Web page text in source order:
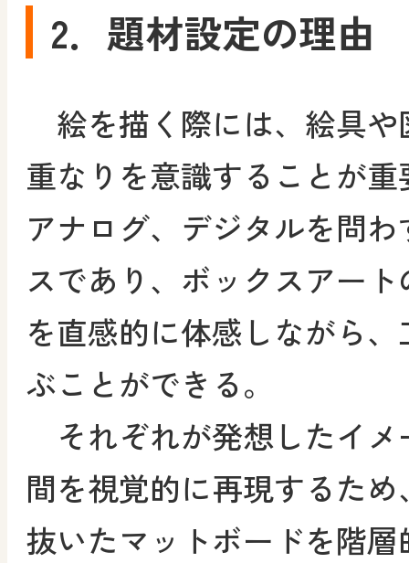
2．題材設定の理由
絵を描く際には、絵具や
重なりを意識することが
アナログ、デジタルを問
スであり、ボックスアー
を直感的に体感しながら
ぶことができる。
それぞれが発想したイメ
間を視覚的に再現するた
抜いたマットボードを階